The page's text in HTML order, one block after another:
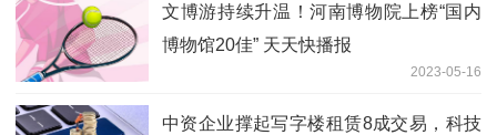
文博游持续升温！河南博物院上榜“国内
博物馆20佳” 天天快播报
2023-05-16
中资企业撑起写字楼租赁8成交易，科技